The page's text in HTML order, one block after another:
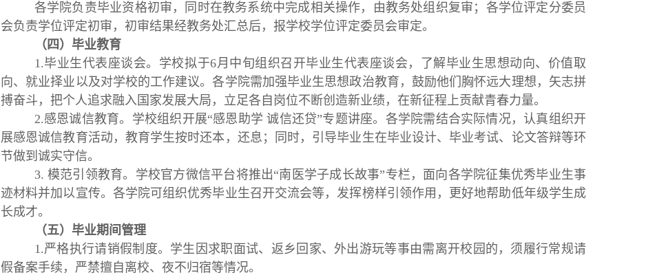
各学院负责毕业资格初审，同时在教务系统中完成相关操作，由教务处组织复审；各学位评定分委员
会负责学位评定初审，初审结果经教务处汇总后，报学校学位评定委员会审定。
（四）毕业教育
1.毕业生代表座谈会。学校拟于6月中旬组织召开毕业生代表座谈会，了解毕业生思想动向、价值取
向、就业择业以及对学校的工作建议。各学院需加强毕业生思想政治教育，鼓励他们胸怀远大理想，矢志拼
搏奋斗，把个人追求融入国家发展大局，立足各自岗位不断创造新业绩，在新征程上贡献青春力量。
2.感恩诚信教育。学校组织开展“感恩助学 诚信还贷”专题讲座。各学院需结合实际情况，认真组织开
展感恩诚信教育活动，教育学生按时还本，还息；同时，引导毕业生在毕业设计、毕业考试、论文答辩等环
节做到诚实守信。
3. 模范引领教育。学校官方微信平台将推出“南医学子成长故事”专栏，面向各学院征集优秀毕业生事
迹材料并加以宣传。各学院可组织优秀毕业生召开交流会等，发挥榜样引领作用，更好地帮助低年级学生成
长成才。
（五） 毕业期间管理
1.严格执行请销假制度。学生因求职面试、返乡回家、外出游玩等事由需离开校园的，须履行常规请
假备案手续，严禁擅自离校、夜不归宿等情况。